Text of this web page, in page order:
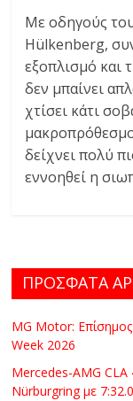
Με οδηγούς
Hülkenberg,
εξοπλισμό και
δεν μπαίνει
χτίσει κάτι
δείχνει πολύ
εννοηθεί η
ΠΡΟΣΦΑΤΑ
MG Motor:
Week 2026
Mercedes-AMG CLA
Nürburgring με